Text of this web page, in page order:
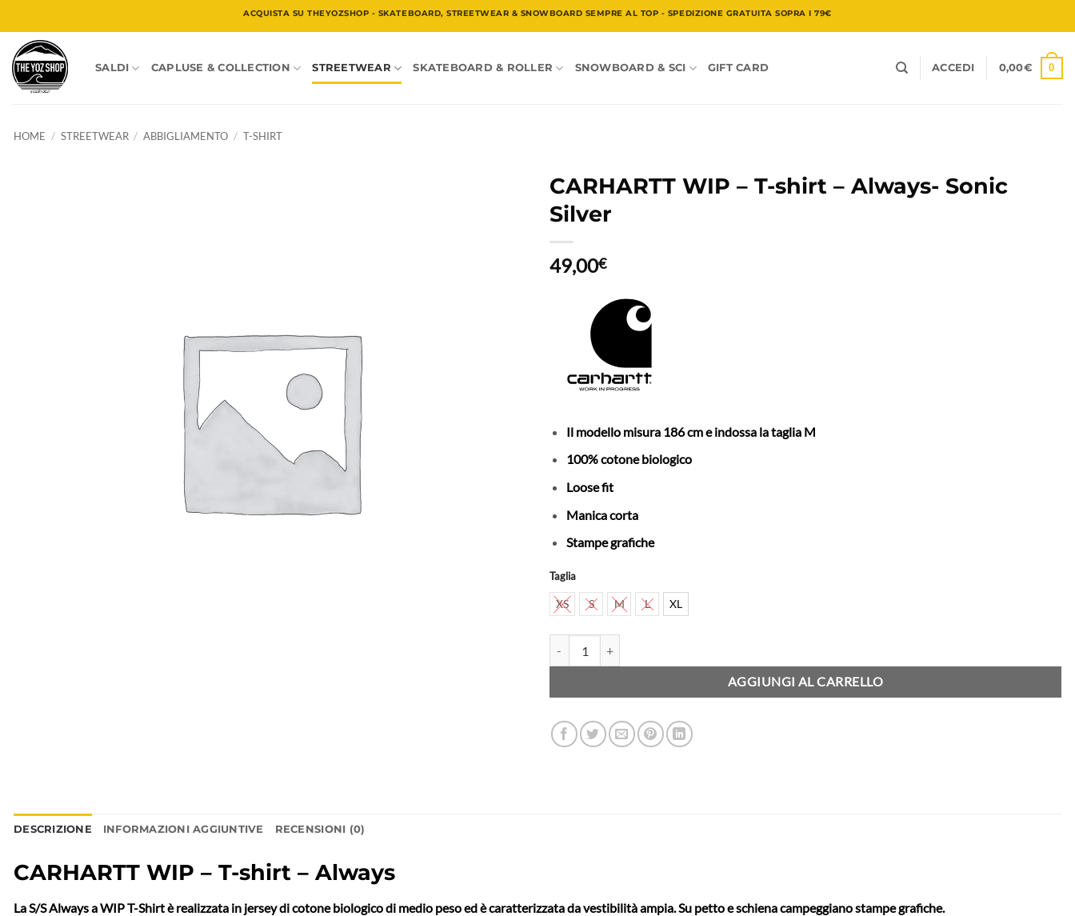
ai
contenuti
ACQUISTA SU THEYOZSHOP - SKATEBOARD, STREETWEAR & SNOWBOARD SEMPRE AL TOP - SPEDIZIONE GRATUITA SOPRA I 79€
SALDI CAPLUSE & COLLECTION STREETWEAR SKATEBOARD & ROLLER SNOWBOARD & SCI GIFT CARD ACCEDI 0,00€ 0
HOME / STREETWEAR / ABBIGLIAMENTO / T-SHIRT
CARHARTT WIP – T-shirt – Always- Sonic
Silver
49,00€
Il modello misura 186 cm e indossa la taglia M
100% cotone biologico
Loose fit
Manica corta
Stampe grafiche
Taglia
XS S M L XL
AGGIUNGI AL CARRELLO
DESCRIZIONE INFORMAZIONI AGGIUNTIVE RECENSIONI (0)
CARHARTT WIP – T-shirt – Always
La S/S Always a WIP T-Shirt è realizzata in jersey di cotone biologico di medio peso ed è caratterizzata da vestibilità ampia. Su petto e schiena campeggiano stampe grafiche.